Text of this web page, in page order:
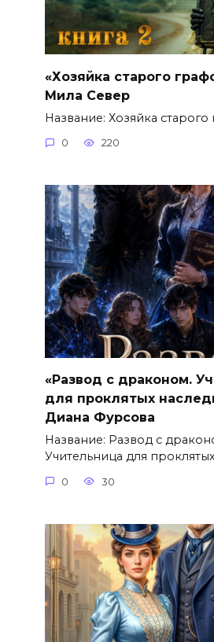
«Хозяйка старого
Мила Север
Название: Хозяйка старого
0 220
«Развод с драконом.
для проклятых
Диана Фурсова
Название: Развод с
Учительница для проклятых
0 30